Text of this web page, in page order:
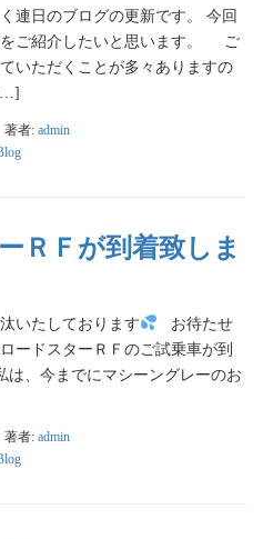
連日のブログの更新です。 今回
をご紹介したいと思います。 ご
いただくことが多々ありますの
著者: admin
ＲＦが到着致しま
いたしております
お待たせ
ードスターＲＦのご試乗車が到
、今までにマシーングレーのお
著者: admin